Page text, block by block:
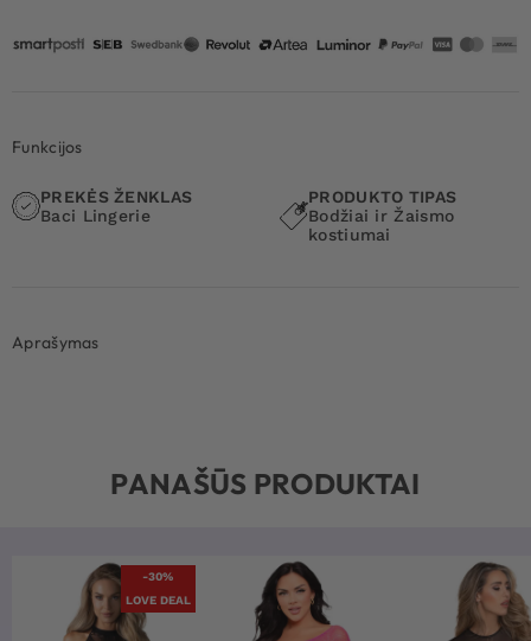
Funkcijos
PREKĖS ŽENKLAS
Baci Lingerie
PRODUKTO TIPAS
Bodžiai ir Žaismo
kostiumai
Aprašymas
PANAŠŪS PRODUKTAI
-30%
LOVE DEAL